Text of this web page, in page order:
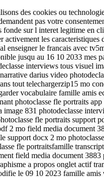
des cookies ou
pas votre
sur l interet legitime en
les
le francais avec
jusqu au 16 10 2033 mes
interviews tous visuel
darius video
tout telechargerzip15 mo
vocabulaire famille amis
photoclasse fle portraits
831 photodeclasse
fle portraits support
mo field media document
docx 2 mo
fle portraitsfamille
field media document
a propos onglet actif
le 09 10 2023 famille